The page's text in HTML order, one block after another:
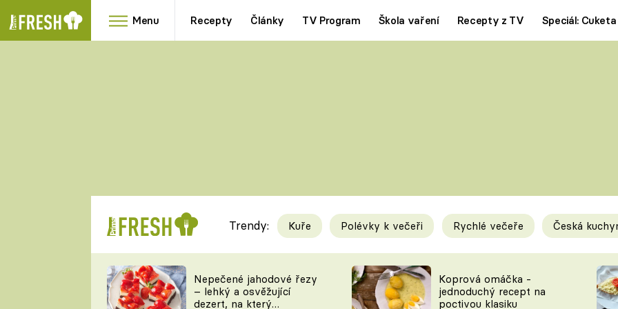
Menu Recepty Články TV Program Škola vaření Recepty z TV Speciál: Cuketa
RYCHLOVKY
Videorecepty
TEĎ VAŘÍ ŠÉF!
Tipy a triky
KAM ZA JÍDLEM
Trendy: Kuře Polévky k večeři Rychlé večeře Česká
Nepečené jahodové řezy
– lehký a osvěžující
dezert, na který
Koprová omáčka -
jednoduchý recept na
poctivou klasiku